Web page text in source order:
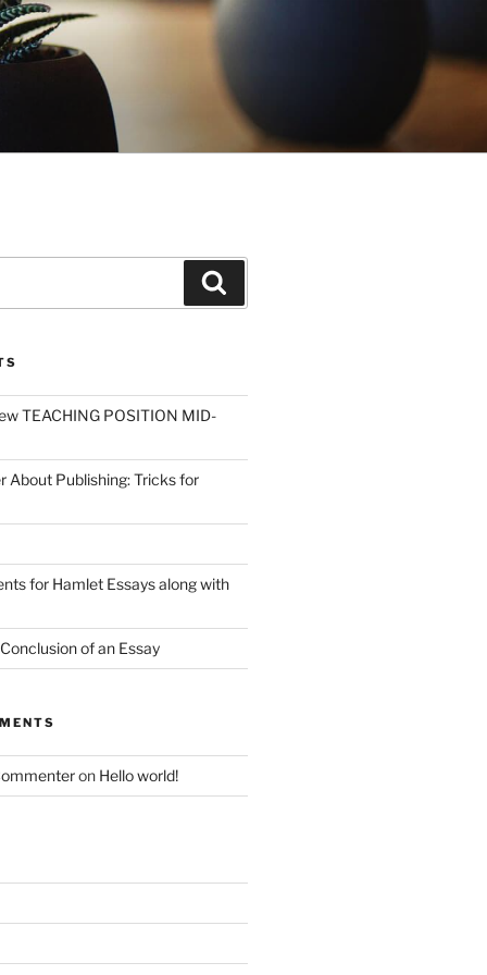
TEACHING POSITION MID-
About Publishing: Tricks for
for Hamlet Essays along with
of an Essay
on Hello world!